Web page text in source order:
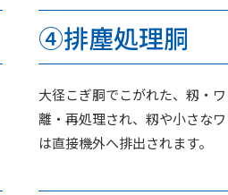
➃排塵処理胴
大径こぎ胴でこがれた、籾・
離・再処理され、籾や小さな
は直接機外へ排出されます。